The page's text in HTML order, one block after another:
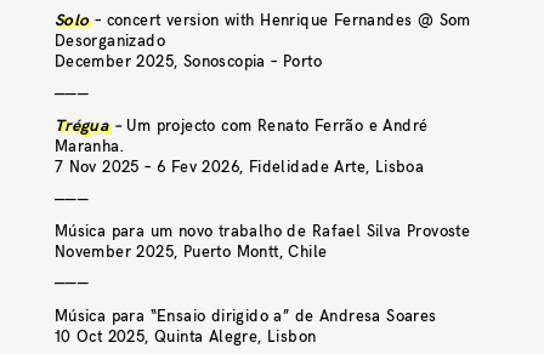
Solo– concert version with Henrique Fernandes @ Som
Desorganizado
December 2025, Sonoscopia – Porto
———
Trégua – Um projecto com Renato Ferrão e André
Maranha.
7 Nov 2025 – 6 Fev 2026, Fidelidade Arte, Lisboa
———
Música para um novo trabalho de Rafael Silva Provoste
November 2025, Puerto Montt, Chile
———
Música para “Ensaio dirigido a” de Andresa Soares
10 Oct 2025, Quinta Alegre, Lisbon